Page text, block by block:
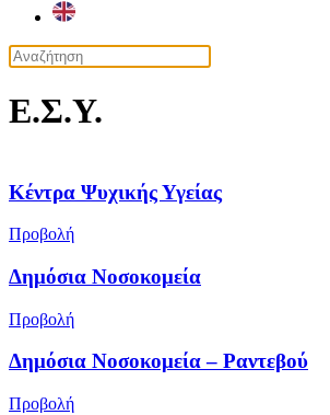
Ε.Σ.Υ.
Κέντρα Ψυχικής Υγείας
Προβολή
Δημόσια Νοσοκομεία
Προβολή
Δημόσια Νοσοκομεία – Ραντεβού
Προβολή